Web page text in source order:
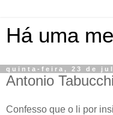
Há uma
quinta-feira, 23 de
Antonio Tabucchi
Confesso que o li por